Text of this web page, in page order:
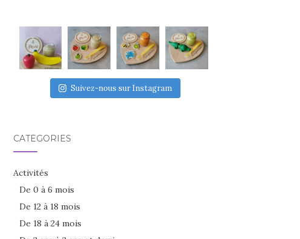
Suivez-nous sur Instagram
CATÉGORIES
Activités
De 0 à 6 mois
De 12 à 18 mois
De 18 à 24 mois